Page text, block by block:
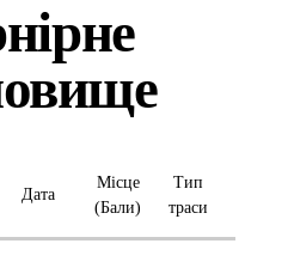
Дата
Місце
(Бали)
Тип
траси